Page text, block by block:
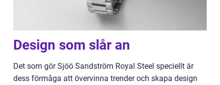
Design som slår an
Det som gör Sjöö Sandström Royal Steel speciellt är
dess förmåga att övervinna trender och skapa design